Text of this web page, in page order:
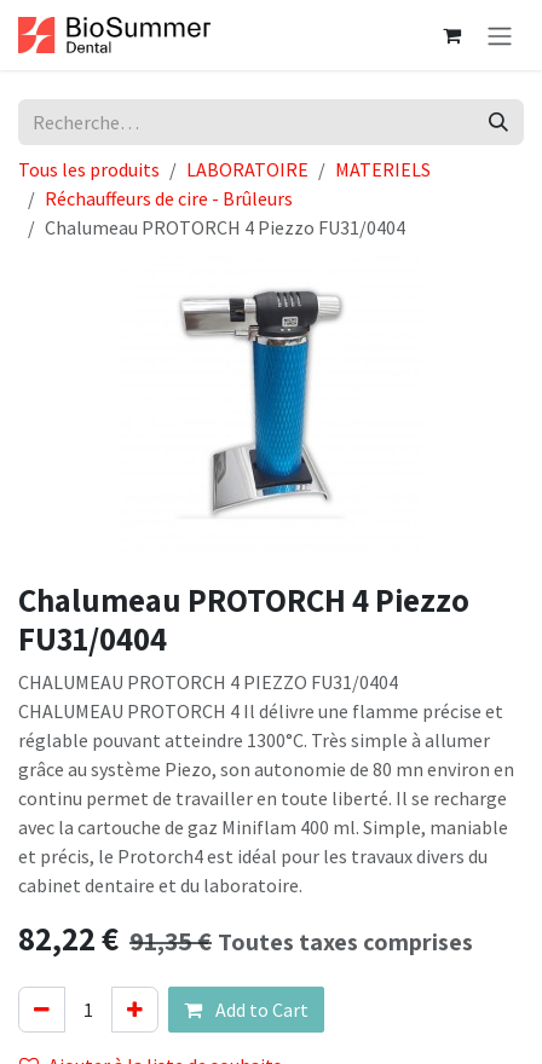
Se rendre au contenu
Tous les produits LABORATOIRE
MATERIELS
Réchauffeurs de cire - Brûleurs
Chalumeau PROTORCH 4 Piezzo FU31/0404
Chalumeau PROTORCH 4 Piezzo
FU31/0404
CHALUMEAU PROTORCH 4 PIEZZO FU31/0404
CHALUMEAU PROTORCH 4 Il délivre une flamme précise et
réglable pouvant atteindre 1300°C. Très simple à allumer
grâce au système Piezo, son autonomie de 80 mn environ en
continu permet de travailler en toute liberté. Il se recharge
avec la cartouche de gaz Miniflam 400 ml. Simple, maniable
et précis, le Protorch4 est idéal pour les travaux divers du
cabinet dentaire et du laboratoire.
82,22€ 91,35€ Toutes taxes comprises
Add to Cart